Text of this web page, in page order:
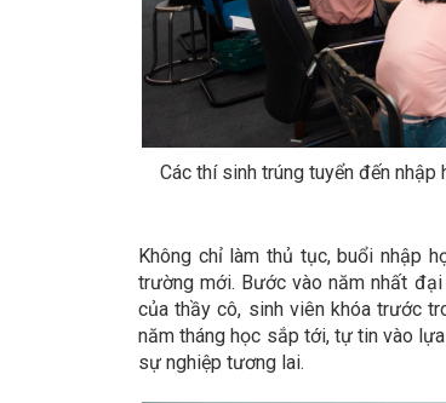
Các thí sinh trúng tuyển đến
Không chỉ làm thủ tục, buổi nhập
trường mới. Bước vào năm nhất
của thầy cô, sinh viên khóa trước
năm tháng học sắp tới, tự tin vào
sự nghiệp tương lai.